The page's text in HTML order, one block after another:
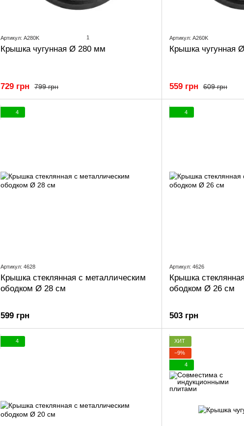
Артикул: A280K 1
Крышка чугунная Ø 280 мм
799 грн
729 грн
Артикул: A260K
Крышка чугунная
609 грн
559 грн
4
Артикул: 4628
Крышка стеклянная с металлическим
ободком Ø 28 см
599 грн
4
Артикул: 4626
Крышка
ободком Ø 26 см
503 грн
4
ХИТ
−9%
4